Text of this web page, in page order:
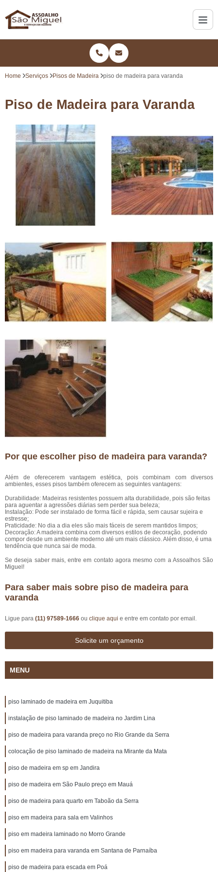
Home Serviços Pisos de Madeira piso de madeira para varanda
Piso de Madeira para Varanda
Por que escolher piso de madeira para varanda?
Além de oferecerem vantagem estética, pois combinam com diversos
ambientes, esses pisos também oferecem as seguintes vantagens:
Durabilidade: Madeiras resistentes possuem alta durabilidade, pois são feitas
para aguentar a agressões diárias sem perder sua beleza;
Instalação: Pode ser instalado de forma fácil e rápida, sem causar sujeira e
estresse;
Praticidade: No dia a dia eles são mais fáceis de serem mantidos limpos;
Decoração: A madeira combina com diversos estilos de decoração, podendo
compor desde um ambiente moderno até um mais clássico. Além disso, é uma
tendência que nunca sai de moda.
Se deseja saber mais, entre em contato agora mesmo com a Assoalhos São
Miguel!
Para saber mais sobre piso de madeira para
varanda
Ligue para (11) 97589-1666 ou clique aqui e entre em contato por email.
Solicite um orçamento
MENU
piso laminado de madeira em Juquitiba
instalação de piso laminado de madeira no Jardim Lina
piso de madeira para varanda preço no Rio Grande da Serra
colocação de piso laminado de madeira na Mirante da Mata
piso de madeira em sp em Jandira
piso de madeira em São Paulo preço em Mauá
piso de madeira para quarto em Taboão da Serra
piso em madeira para sala em Valinhos
piso em madeira laminado no Morro Grande
piso em madeira para varanda em Santana de Parnaíba
piso de madeira para escada em Poá